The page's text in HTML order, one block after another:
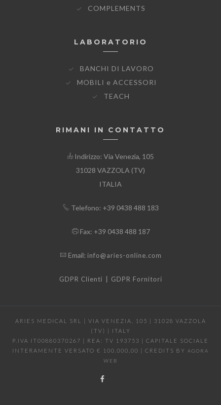
COMPLEMENTS
LABORATORIO
BANCHI DI LAVORO
MOBILI e ACCESSORI
TEACH
RIMANI IN CONTATTO
Indirizzo: Via Venezia, 105
31028 VAZZOLA (TV)
ITALIA
Telefono: +39 0438 488 183
Fax: +39 0438 488 187
Email: info@aries-online.com
GDPR Clienti | GDPR Fornitori
ARIES MEDICAL SRL | VIA VENEZIA, 105 | 31028 VAZZOLA
(TV) | ITALY
P.IVA IT00880370267 | REA: TV 193753 | CAPITALE SOCIALE
INTERAMENTE VERSATO € 100.000,00 | CREDITS BY AGORA
WEB